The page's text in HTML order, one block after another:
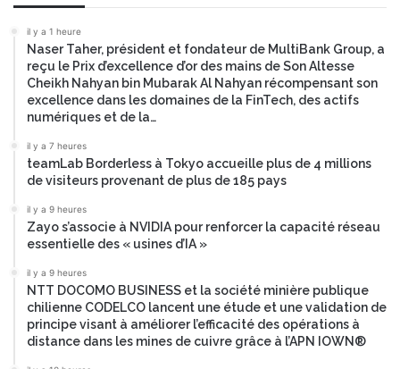
il y a 1 heure
Naser Taher, président et fondateur de MultiBank Group, a
reçu le Prix d’excellence d’or des mains de Son Altesse
Cheikh Nahyan bin Mubarak Al Nahyan récompensant son
excellence dans les domaines de la FinTech, des actifs
numériques et de la…
il y a 7 heures
teamLab Borderless à Tokyo accueille plus de 4 millions
de visiteurs provenant de plus de 185 pays
il y a 9 heures
Zayo s’associe à NVIDIA pour renforcer la capacité réseau
essentielle des « usines d’IA »
il y a 9 heures
NTT DOCOMO BUSINESS et la société minière publique
chilienne CODELCO lancent une étude et une validation de
principe visant à améliorer l’efficacité des opérations à
distance dans les mines de cuivre grâce à l’APN IOWN®